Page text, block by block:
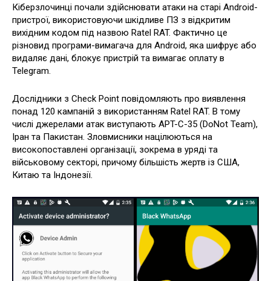
Кіберзлочинці почали здійснювати атаки на старі Android-
пристрої, використовуючи шкідливе ПЗ з відкритим
вихідним кодом під назвою Ratel RAT. Фактично це
різновид програми-вимагача для Android, яка шифрує або
видаляє дані, блокує пристрій та вимагає оплату в
Telegram.
Дослідники з Check Point повідомляють про виявлення
понад 120 кампаній з використанням Ratel RAT. В тому
числі джерелами атак виступають APT-C-35 (DoNot Team),
Іран та Пакистан. Зловмисники націлюються на
високопоставлені організації, зокрема в уряді та
військовому секторі, причому більшість жертв із США,
Китаю та Індонезії.